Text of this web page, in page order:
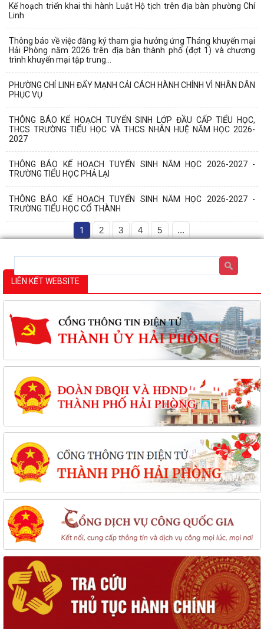
Kế hoạch triển khai thi hành Luật Hộ tịch trên địa bàn phường Chí
Linh
Thông báo về việc đăng ký tham gia hưởng ứng Tháng khuyến mại
Hải Phòng năm 2026 trên địa bàn thành phố (đợt 1) và chương
trình khuyến mại tập trung...
PHƯỜNG CHÍ LINH ĐẨY MẠNH CẢI CÁCH HÀNH CHÍNH VÌ NHÂN DÂN
PHỤC VỤ
THÔNG BÁO KẾ HOẠCH TUYỂN SINH LỚP ĐẦU CẤP TIỂU HỌC,
THCS TRƯỜNG TIỂU HỌC VÀ THCS NHÂN HUỆ NĂM HỌC 2026-
2027
THÔNG BÁO KẾ HOẠCH TUYỂN SINH NĂM HỌC 2026-2027 -
TRƯỜNG TIỂU HỌC PHẢ LẠI
THÔNG BÁO KẾ HOẠCH TUYỂN SINH NĂM HỌC 2026-2027 -
TRƯỜNG TIỂU HỌC CỔ THÀNH
1 2 3 4 5 ...
LIÊN KẾT WEBSITE